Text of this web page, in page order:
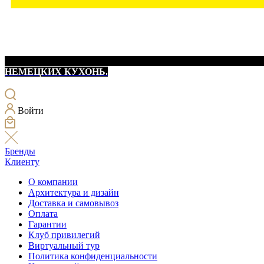
НЕМЕЦКИХ КУХОНЬ.
Войти
Бренды
Клиенту
О компании
Архитектура и дизайн
Доставка и самовывоз
Оплата
Гарантии
Клуб привилегий
Виртуальный тур
Политика конфиденциальности